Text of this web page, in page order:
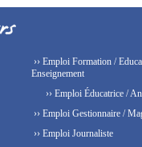
›› Emploi Formation /
Enseignement
›› Emploi Éducatrice /
›› Emploi Gestionnaire /
›› Emploi Journaliste